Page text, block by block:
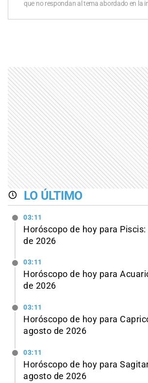
que no respondan al tema abordado en la
LO ÚLTIMO
03:11
Horóscopo de hoy para
de 2026
03:11
Horóscopo de hoy para
de 2026
03:11
Horóscopo de hoy para
agosto de 2026
03:11
Horóscopo de hoy para
agosto de 2026